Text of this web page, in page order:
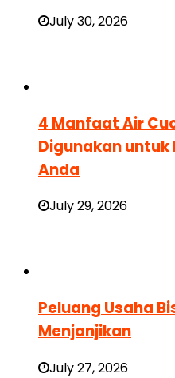
July 30, 2026
4 Manfaat Air
Digunakan
Anda
July 29, 2026
Peluang Usaha
Menjanjikan
July 27, 2026